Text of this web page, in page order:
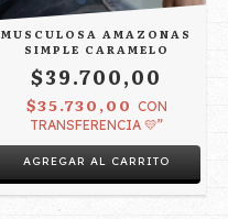
MUSCULOSA AMAZONAS
SIMPLE CARAMELO
$39.700,00
$35.730,00 CON
TRANSFERENCIA 💛”
AGREGAR AL CARRITO